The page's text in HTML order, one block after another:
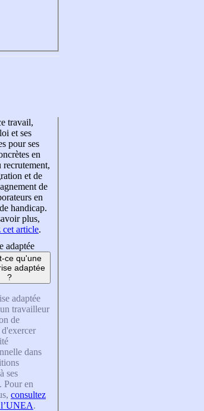
travail,
et ses
pour ses
en
recrutement,
et de
de
en
handicap.
plus,
cet article.
adaptée
ce qu'une
adaptée
?
adaptée
travailleur
de
dans
ses
Pour en
consultez
.